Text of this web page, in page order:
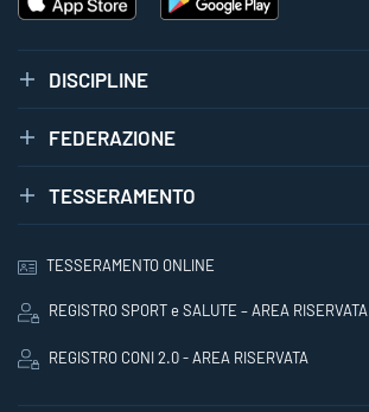
DISCIPLINE
FEDERAZIONE
TESSERAMENTO
TESSERAMENTO ONLINE
REGISTRO SPORT e SALUTE – AREA RISERVATA
REGISTRO CONI 2.0 - AREA RISERVATA